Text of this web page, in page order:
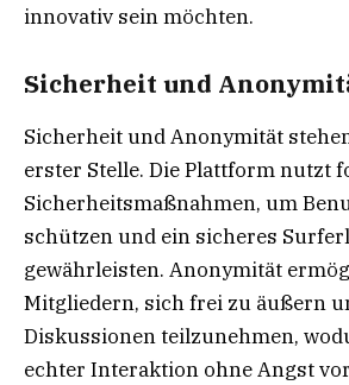
innovativ sein möchten.
Sicherheit und
Sicherheit und Anonymität
erster Stelle. Die Plattform nutzt
Sicherheitsmaßnahmen, um
schützen und ein sicheres
gewährleisten. Anonymität
Mitgliedern, sich frei zu äußern
Diskussionen teilzunehmen,
echter Interaktion ohne Angst